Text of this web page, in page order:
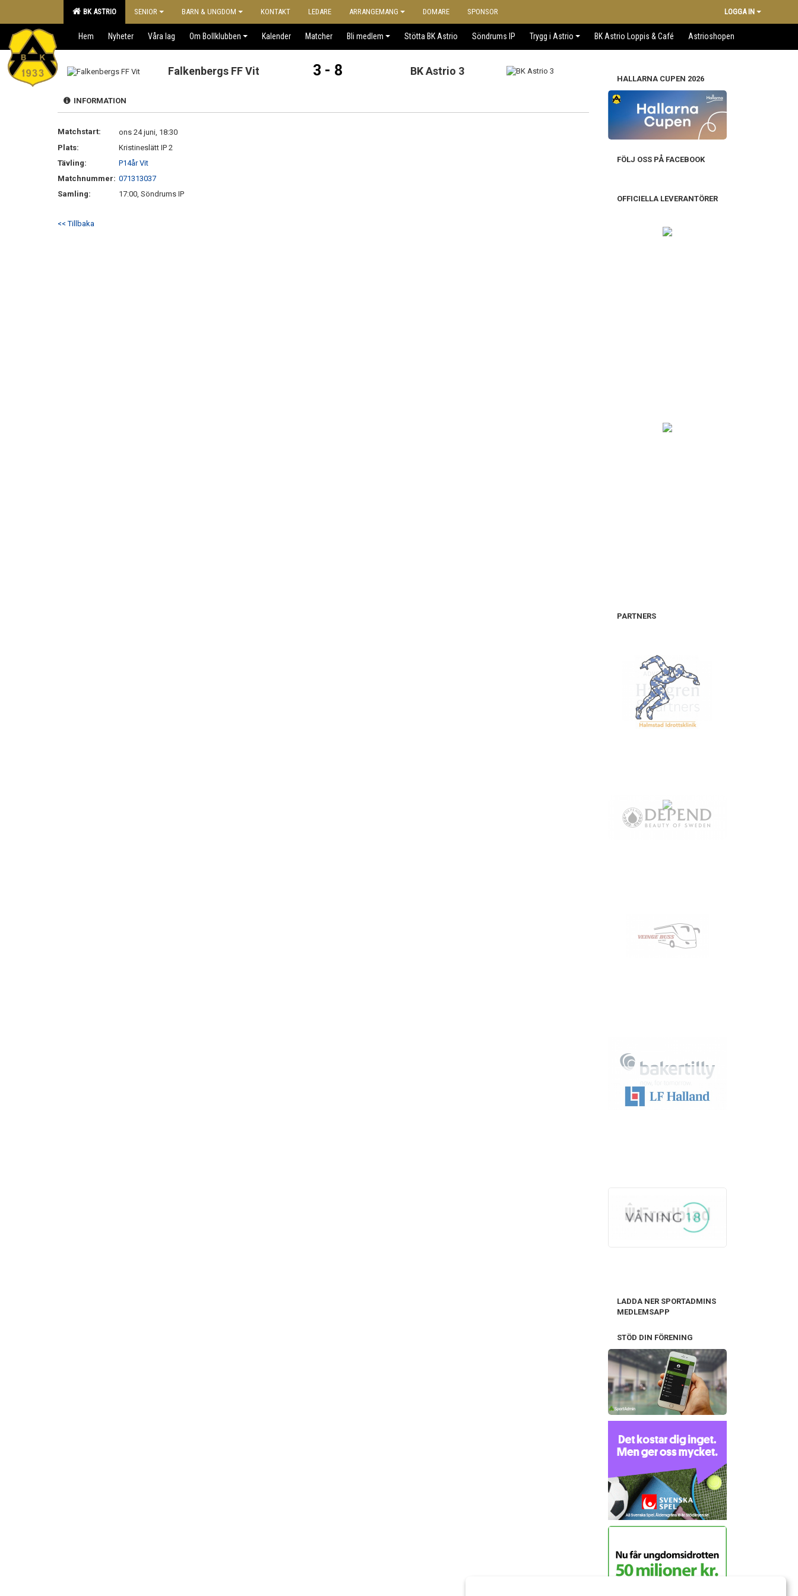
BK ASTRIO SENIOR BARN & UNGDOM KONTAKT LEDARE ARRANGEMANG DOMARE SPONSOR LOGGA IN
Hem Nyheter Våra lag Om Bollklubben Kalender Matcher Bli medlem Stötta BK Astrio Söndrums IP Trygg i Astrio BK Astrio Loppis & Café Astrioshopen
Falkenbergs FF Vit 3 - 8 BK Astrio 3
INFORMATION
Matchstart:
ons 24 juni, 18:30
Plats:
Kristineslätt IP 2
Tävling:
P14år Vit
Matchnummer: 071313037
Samling:
17:00, Söndrums IP
<< Tillbaka
HALLARNA CUPEN 2026
FÖLJ OSS PÅ FACEBOOK
OFFICIELLA LEVERANTÖRER
PARTNERS
LADDA NER SPORTADMINS
MEDLEMSAPP
STÖD DIN FÖRENING